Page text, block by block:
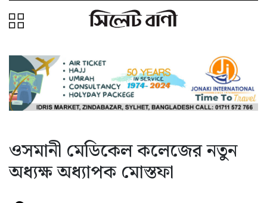
ওসমানী মেডিকেল কলেজের নতুন
অধ্যক্ষ অধ্যাপক মোস্তফা